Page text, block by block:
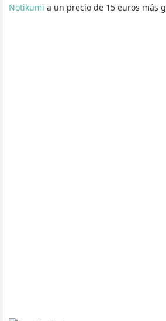
Notikumi a un precio de 15 euros más